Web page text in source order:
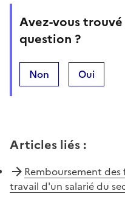
Avez-vous
question ?
Non Oui
Articles liés :
Remboursement
travail d'un salarié du